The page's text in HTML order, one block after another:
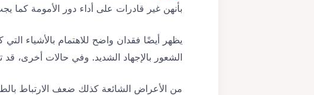
بأنهن غير قادرات على أداء دور الأمومة كما
يظهر أيضًا فقدان واضح للاهتمام بالأشياء
الشعور بالإجهاد الشديد. وفي حالات أخرى،
من الأعراض الشائعة كذلك ضعف الارتباط